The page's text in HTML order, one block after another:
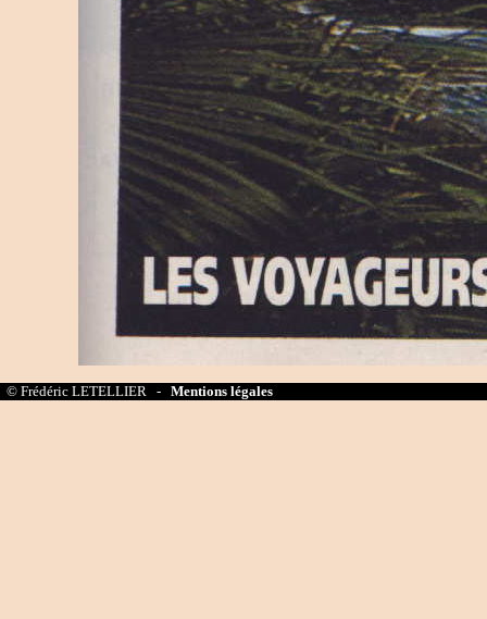
© Frédéric LETELLIER - Mentions légales